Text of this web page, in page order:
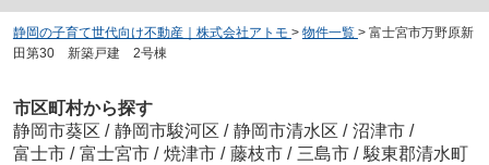
静岡の子育て世代向け不動産｜株式会社アトモ > 物件一覧 > 富士宮市万野原新
田第30 新築戸建 2号棟
市区町村から探す
静岡市葵区 / 静岡市駿河区 / 静岡市清水区 / 沼津市 /
富士市 / 富士宮市 / 焼津市 / 藤枝市 / 三島市 / 駿東郡清水町